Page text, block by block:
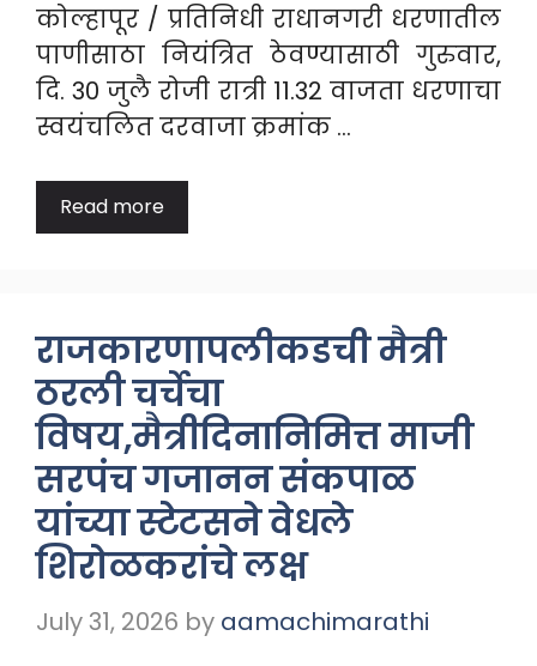
कोल्हापूर / प्रतिनिधी राधानगरी धरणातील
पाणीसाठा नियंत्रित ठेवण्यासाठी गुरुवार,
दि. 30 जुलै रोजी रात्री 11.32 वाजता धरणाचा
स्वयंचलित दरवाजा क्रमांक …
Read more
राजकारणापलीकडची मैत्री
ठरली चर्चेचा
विषय,मैत्रीदिनानिमित्त माजी
सरपंच गजानन संकपाळ
यांच्या स्टेटसने वेधले
शिरोळकरांचे लक्ष
July 31, 2026 by aamachimarathi